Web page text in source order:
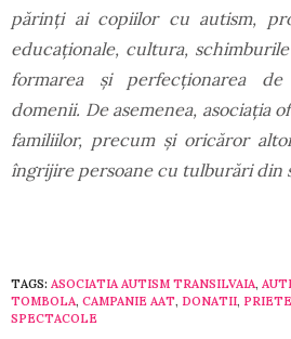
părinți ai copiilor cu autism,
educaționale, cultura,
formarea și perfecționarea
domenii. De asemenea, asociația
familiilor, precum și oricăror
îngrijire persoane cu tulburări din
TAGS: ASOCIATIA AUTISM TRANSILVAIA,
TOMBOLA, CAMPANIE AAT, DONATII,
SPECTACOLE